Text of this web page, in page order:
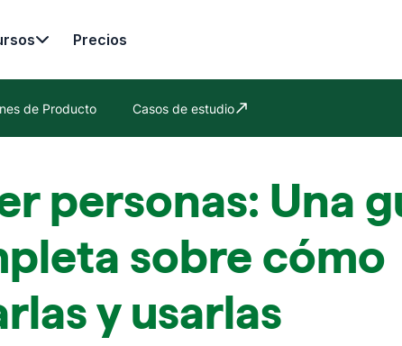
Precios
de Producto Casos de estudio
Se abre en una nueva ventana
personas: Una
sobre cómo
y usarlas